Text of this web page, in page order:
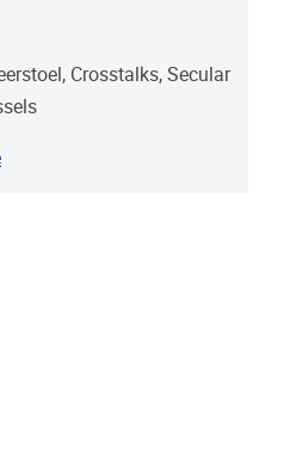
Crosstalks, Secular